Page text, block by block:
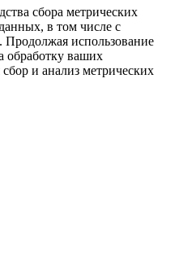
сбора метрических
в том числе с
использование
обработку ваших
и анализ метрических